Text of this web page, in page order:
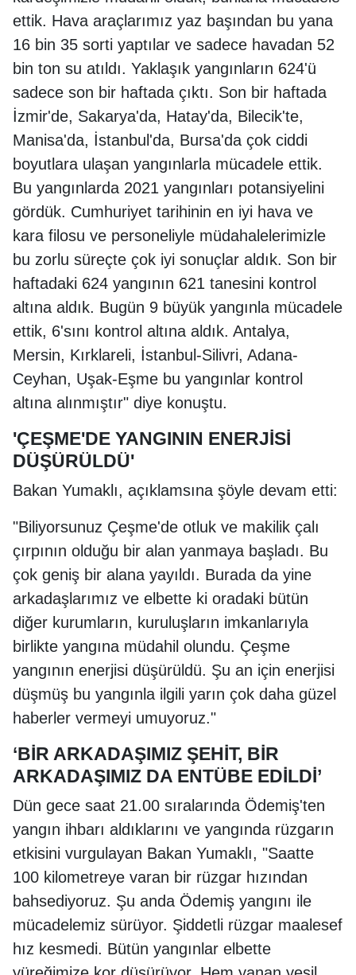
ettik. Hava araçlarımız yaz başından bu yana
16 bin 35 sorti yaptılar ve sadece havadan 52
bin ton su atıldı. Yaklaşık yangınların 624'ü
sadece son bir haftada çıktı. Son bir haftada
İzmir'de, Sakarya'da, Hatay'da, Bilecik'te,
Manisa'da, İstanbul'da, Bursa'da çok ciddi
boyutlara ulaşan yangınlarla mücadele ettik.
Bu yangınlarda 2021 yangınları potansiyelini
gördük. Cumhuriyet tarihinin en iyi hava ve
kara filosu ve personeliyle müdahalelerimizle
bu zorlu süreçte çok iyi sonuçlar aldık. Son bir
haftadaki 624 yangının 621 tanesini kontrol
altına aldık. Bugün 9 büyük yangınla mücadele
ettik, 6'sını kontrol altına aldık. Antalya,
Mersin, Kırklareli, İstanbul-Silivri, Adana-
Ceyhan, Uşak-Eşme bu yangınlar kontrol
altına alınmıştır" diye konuştu.
'ÇEŞME'DE YANGININ ENERJİSİ
DÜŞÜRÜLDÜ'
Bakan Yumaklı, açıklamsına şöyle devam etti:
"Biliyorsunuz Çeşme'de otluk ve makilik çalı
çırpının olduğu bir alan yanmaya başladı. Bu
çok geniş bir alana yayıldı. Burada da yine
arkadaşlarımız ve elbette ki oradaki bütün
diğer kurumların, kuruluşların imkanlarıyla
birlikte yangına müdahil olundu. Çeşme
yangının enerjisi düşürüldü. Şu an için enerjisi
düşmüş bu yangınla ilgili yarın çok daha güzel
haberler vermeyi umuyoruz."
‘BİR ARKADAŞIMIZ ŞEHİT, BİR
ARKADAŞIMIZ DA ENTÜBE EDİLDİ’
Dün gece saat 21.00 sıralarında Ödemiş'ten
yangın ihbarı aldıklarını ve yangında rüzgarın
etkisini vurgulayan Bakan Yumaklı, "Saatte
100 kilometreye varan bir rüzgar hızından
bahsediyoruz. Şu anda Ödemiş yangını ile
mücadelemiz sürüyor. Şiddetli rüzgar maalesef
hız kesmedi. Bütün yangınlar elbette